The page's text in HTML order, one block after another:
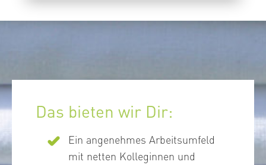
Das bieten wir Dir:
Ein angenehmes Arbeitsumfeld
mit netten Kolleginnen und